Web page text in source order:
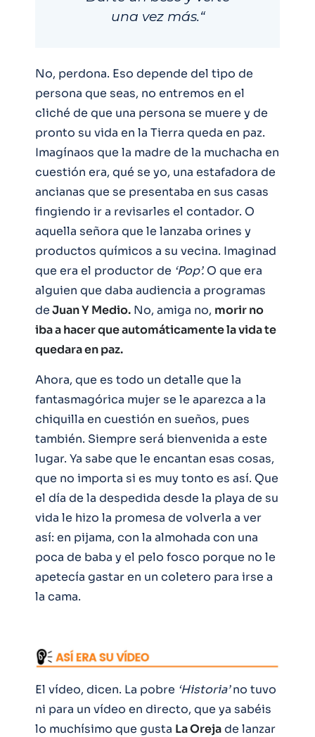
una vez más.“
No, perdona. Eso depende del tipo de
persona que seas, no entremos en el
cliché de que una persona se muere y de
pronto su vida en la Tierra queda en paz.
Imagínaos que la madre de la muchacha en
cuestión era, qué se yo, una estafadora de
ancianas que se presentaba en sus casas
fingiendo ir a revisarles el contador. O
aquella señora que le lanzaba orines y
productos químicos a su vecina. Imaginad
que era el productor de ‘Pop’. O que era
alguien que daba audiencia a programas
deJuan Y Medio. No, amiga no, morir no
iba a hacer que automáticamente la vida te
quedara en paz.
Ahora, que es todo un detalle que la
fantasmagórica mujer se le aparezca a la
chiquilla en cuestión en sueños, pues
también. Siempre será bienvenida a este
lugar. Ya sabe que le encantan esas cosas,
que no importa si es muy tonto es así. Que
el día de la despedida desde la playa de su
vida le hizo la promesa de volverla a ver
así: en pijama, con la almohada con una
poca de baba y el pelo fosco porque no le
apetecía gastar en un coletero para irse a
la cama.
El vídeo, dicen. La pobre ‘Historia’no tuvo
ni para un vídeo en directo, que ya sabéis
lo muchísimo que gusta La Orejade lanzar